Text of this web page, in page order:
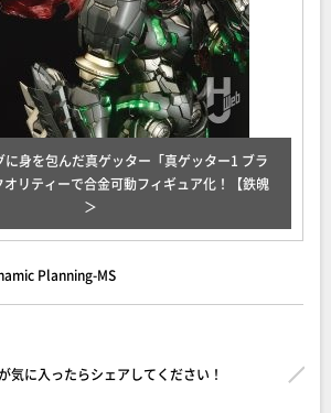
身を包んだ真ゲッター「真ゲッター1 ブラ
オリティーで合金可動フィギュア化！【鉄魄
Planning-MS
気に入ったらシェアしてください！